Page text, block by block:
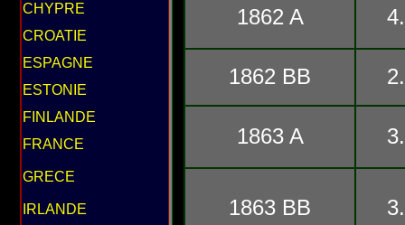
CHYPRE
CROATIE
ESPAGNE
ESTONIE
FINLANDE
FRANCE
GRECE
IRLANDE
1862 A
1862 BB
1863 A
1863 BB